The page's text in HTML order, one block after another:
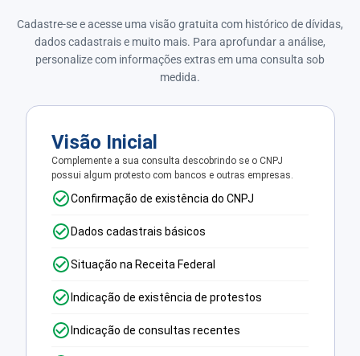
Cadastre-se e acesse uma visão gratuita com histórico de dívidas,
dados cadastrais e muito mais. Para aprofundar a análise,
personalize com informações extras em uma consulta sob
medida.
Visão Inicial
Complemente a sua consulta descobrindo se o CNPJ
possui algum protesto com bancos e outras empresas.
Confirmação de existência do CNPJ
Dados cadastrais básicos
Situação na Receita Federal
Indicação de existência de protestos
Indicação de consultas recentes